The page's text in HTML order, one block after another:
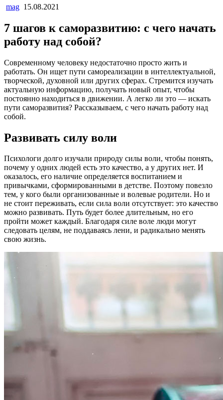
mag 15.08.2021
7 шагов к саморазвитию: с чего начать
работу над собой?
Cовременному человеку недостаточно просто жить и
работать. Он ищет пути самореализации в интеллектуальной,
творческой, духовной или других сферах. Стремится изучать
актуальную информацию, получать новый опыт, чтобы
постоянно находиться в движении. А легко ли это — искать
пути саморазвития? Рассказываем, с чего начать работу над
собой.
Развивать силу воли
Психологи долго изучали природу силы воли, чтобы понять,
почему у одних людей есть это качество, а у других нет. И
оказалось, его наличие определяется воспитанием и
привычками, сформированными в детстве. Поэтому повезло
тем, у кого были организованные и волевые родители. Но и
не стоит переживать, если сила воли отсутствует: это качество
можно развивать. Путь будет более длительным, но его
пройти может каждый. Благодаря силе воле люди могут
следовать целям, не поддаваясь лени, и радикально менять
свою жизнь.